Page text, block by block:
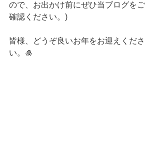
ので、お出かけ前にぜひ当ブログをご
確認ください。)
皆様、どうぞ良いお年をお迎えくださ
い。🎍